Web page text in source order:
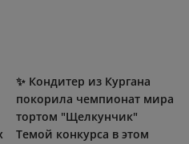
✨ Кондитер из Кургана
покорила чемпионат мира
тортом "Щелкунчик"
Темой конкурса в этом